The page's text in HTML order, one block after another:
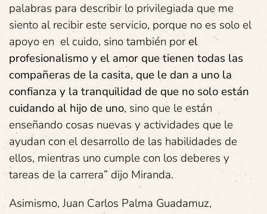
palabras para describir lo privilegiada que me
siento al recibir este servicio, porque no es solo el
apoyo en el cuido, sino también porel
profesionalismo y el amor que tienen todas las
compañeras de la casita, que le dan a uno la
confianza y la tranquilidad de que no solo están
cuidando al hijo de uno, sino que le están
enseñando cosas nuevas y actividades que le
ayudan con el desarrollo de las habilidades de
ellos, mientras uno cumple con los deberes y
tareas de la carrera” dijo Miranda.
Asimismo, Juan Carlos Palma Guadamuz,